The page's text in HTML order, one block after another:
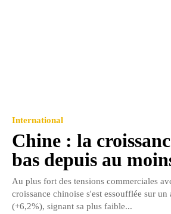
International
Chine : la
bas depuis au
Au plus fort des tensions commerciales
croissance chinoise s'est essoufflée sur un
(+6,2%), signant sa plus faible...